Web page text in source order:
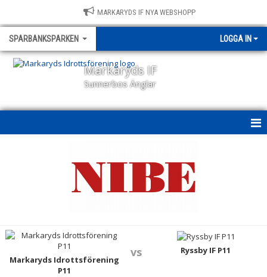
MARKARYDS IF NYA WEBSHOPP
SPARBANKSPARKEN LOGGA IN
Markaryds IF
Sunnerbos Änglar
KONSTGRÄS PLAN
Markaryds Idrottsförening
P11
vs Ryssby IF P11